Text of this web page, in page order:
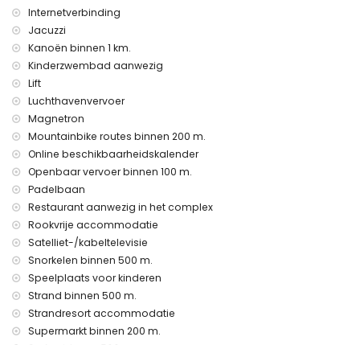
kinderen, fotosessies en yogasessies.
Privé faciliteiten en diensten inbegrepen in de huurprijs
stofzuiger en strijkijzer en strijkplank
24 uur noodservice
air verwarming
Gemeenschappelijke faciliteiten en diensten inbegrepen in
de huurprijs
Privé faciliteiten en diensten tegen extra kosten
luchthavenservice
Gemeenschappelijke faciliteiten / diensten tegen extra
fitnessruimte, tennisbaan en paddlebaan
Entertainment en recreatieve activiteiten voor uw vakantie
in San Juan de los Terreros, Andalusië
Internetverbinding
Jacuzzi
Kanoën binnen 1 km.
Kinderzwembad aanwezig
Lift
Luchthavenvervoer
Magnetron
Mountainbike routes binnen 200 m.
Online beschikbaarheidskalender
Openbaar vervoer binnen 100 m.
Padelbaan
Restaurant aanwezig in het complex
Rookvrije accommodatie
Satelliet-/kabeltelevisie
Snorkelen binnen 500 m.
Speelplaats voor kinderen
Strand binnen 500 m.
Strandresort accommodatie
Supermarkt binnen 200 m.